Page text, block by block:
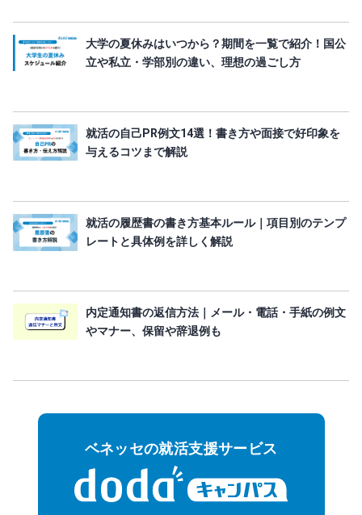
大学の夏休みはいつから？期間を一覧で紹介！国公
立や私立・学部別の違い、理想の過ごし方
就活の自己PR例文14選！書き方や面接で好印象を
与えるコツまで解説
就活の履歴書の書き方基本ルール｜項目別のテンプ
レートと具体例を詳しく解説
内定通知書の返信方法｜メール・電話・手紙の例文
やマナー、保留や辞退例も
ベネッセの就活支援サービス